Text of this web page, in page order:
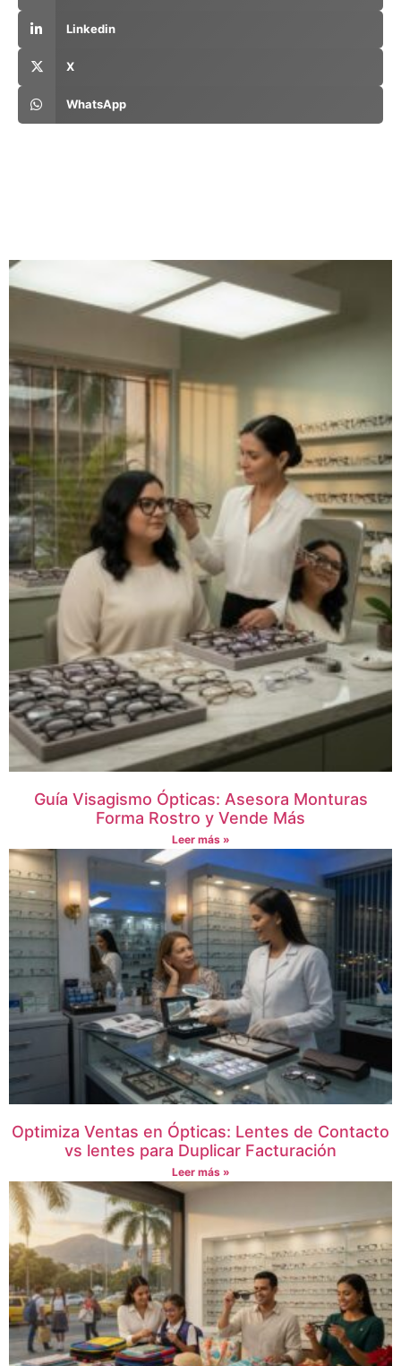
Linkedin
X
WhatsApp
Guía Visagismo Ópticas: Asesora Monturas
Forma Rostro y Vende Más
Leer más »
Optimiza Ventas en Ópticas: Lentes de Contacto
vs lentes para Duplicar Facturación
Leer más »